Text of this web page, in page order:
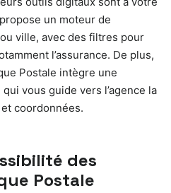
un moteur de
ville, avec des filtres pour
l’assurance. De plus,
Postale intègre une
vous guide vers l’agence la
coordonnées.
des
Postale